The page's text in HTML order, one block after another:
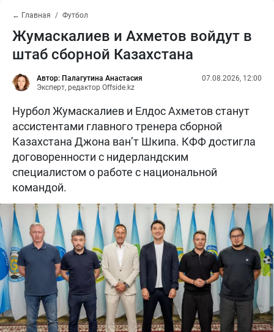
← Главная Футбол
Жумаскалиев и Ахметов войдут в
штаб сборной Казахстана
Автор: Палагутина Анастасия
Эксперт, редактор Offside.kz
07.08.2026, 12:00
Нурбол Жумаскалиев и Елдос Ахметов станут
ассистентами главного тренера сборной
Казахстана Джона ван’т Шкипа. КФФ достигла
договоренности с нидерландским
специалистом о работе с национальной
командой.